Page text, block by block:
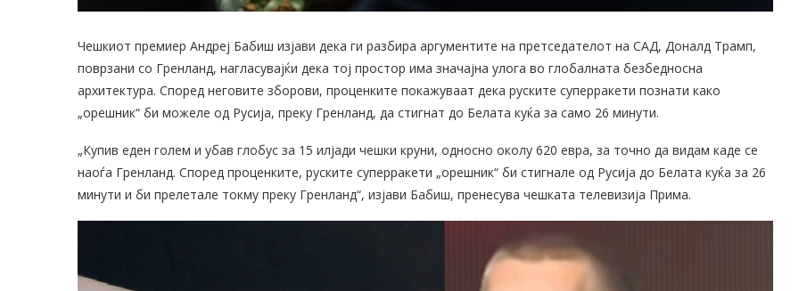
Чешкиот премиер Андреј Бабиш изјави дека ги разбира аргументите на претседателот на САД, Доналд Трамп,
поврзани со Гренланд, нагласувајќи дека тој простор има значајна улога во глобалната безбедносна
архитектура. Според неговите зборови, проценките покажуваат дека руските суперракети познати како
„орешник“ би можеле од Русија, преку Гренланд, да стигнат до Белата куќа за само 26 минути.
„Купив еден голем и убав глобус за 15 илјади чешки круни, односно околу 620 евра, за точно да видам каде се
наоѓа Гренланд. Според проценките, руските суперракети „орешник“ би стигнале од Русија до Белата куќа за 26
минути и би прелетале токму преку Гренланд“, изјави Бабиш, пренесува чешката телевизија Прима.